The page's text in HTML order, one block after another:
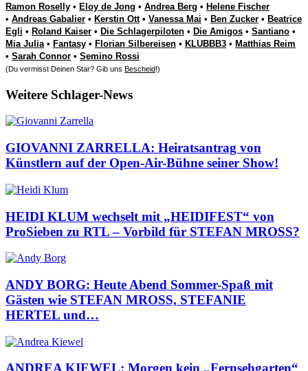
Ramon Roselly • Eloy de Jong • Andrea Berg • Helene Fischer
• Andreas Gabalier • Kerstin Ott• Vanessa Mai • Ben Zucker • Beatrice
Egli • Roland Kaiser • Die Schlagerpiloten • Die Amigos • Santiano •
Mia Julia• Fantasy • Florian Silbereisen • KLUBBB3 • Matthias Reim
• Sarah Connor • Semino Rossi
(Du vermisst Deinen Star? Gib uns Bescheid!)
Weitere Schlager-News
GIOVANNI ZARRELLA: Heiratsantrag von
Künstlern auf der Open-Air-Bühne seiner Show!
HEIDI KLUM wechselt mit „HEIDIFEST“ von
ProSieben zu RTL – Vorbild für STEFAN MROSS?
ANDY BORG: Heute Abend Sommer-Spaß mit
Gästen wie STEFAN MROSS, STEFANIE
HERTEL und…